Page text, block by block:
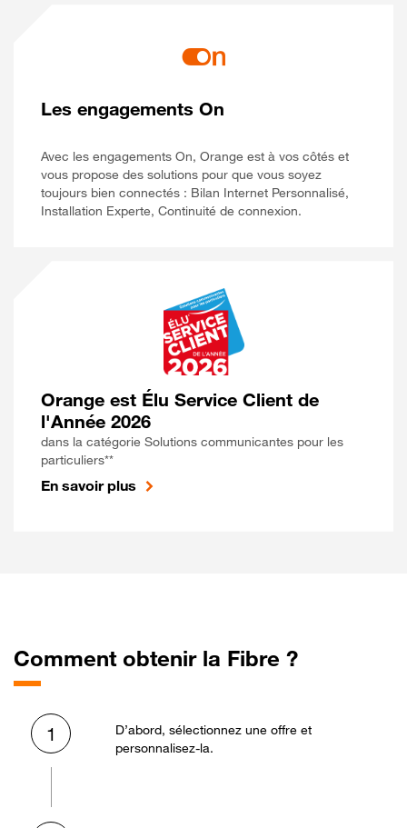
Les engagements On
Avec les engagements On, Orange est à vos côtés et
vous propose des solutions pour que vous soyez
toujours bien connectés : Bilan Internet Personnalisé,
Installation Experte, Continuité de connexion.
Orange est Élu Service Client de
l'Année 2026
dans la catégorie Solutions communicantes pour les
particuliers**
En savoir plus
Comment obtenir la Fibre ?
1
D’abord, sélectionnez une offre et
personnalisez-la.